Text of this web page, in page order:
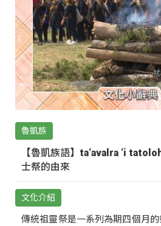
魯凱族
【魯凱族語】ta‘avalra ‘i
士祭的由來
文化介紹
傳統祖靈祭是一系列為期四個月